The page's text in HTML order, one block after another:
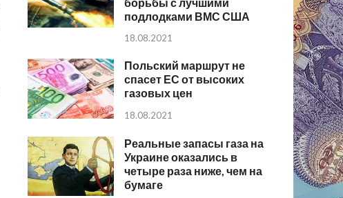
подлодками ВМС США
18.08.2021
Польский маршрут не
спасет ЕС от высоких
газовых цен
18.08.2021
Реальные запасы газа на
Украине оказались в
четыре раза ниже, чем на
бумаге